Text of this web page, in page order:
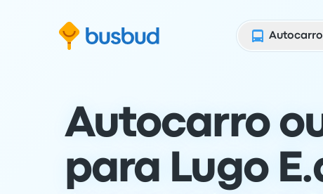
Autocarro
para Lugo